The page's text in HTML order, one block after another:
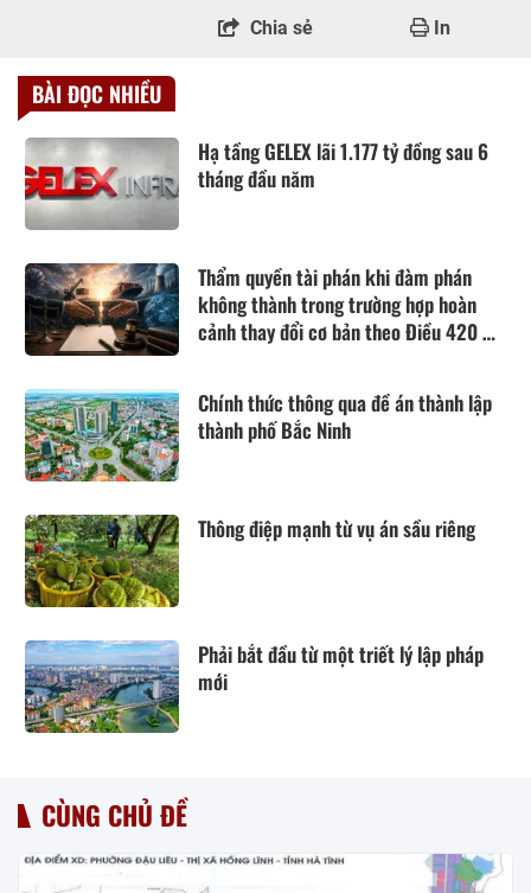
Chia sẻ In
BÀI ĐỌC NHIỀU
Hạ tầng GELEX lãi 1.177 tỷ đồng sau 6
tháng đầu năm
Thẩm quyền tài phán khi đàm phán
không thành trong trường hợp hoàn
cảnh thay đổi cơ bản theo Điều 420 Bộ
Chính thức thông qua đề án thành lập
thành phố Bắc Ninh
Thông điệp mạnh từ vụ án sầu riêng
Phải bắt đầu từ một triết lý lập pháp
mới
CÙNG CHỦ ĐỀ